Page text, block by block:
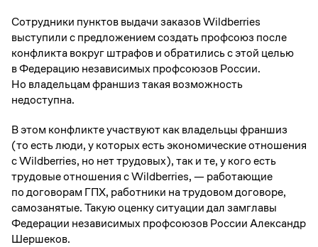
Сотрудники пунктов выдачи заказов Wildberries
выступили с предложением создать профсоюз после
конфликта вокруг штрафов и обратились с этой целью
в Федерацию независимых профсоюзов России.
Но владельцам франшиз такая возможность
недоступна.
В этом конфликте участвуют как владельцы франшиз
(то есть люди, у которых есть экономические отношения
с Wildberries, но нет трудовых), так и те, у кого есть
трудовые отношения с Wildberries, — работающие
по договорам ГПХ, работники на трудовом договоре,
самозанятые. Такую оценку ситуации дал замглавы
Федерации независимых профсоюзов России Александр
Шершеков.